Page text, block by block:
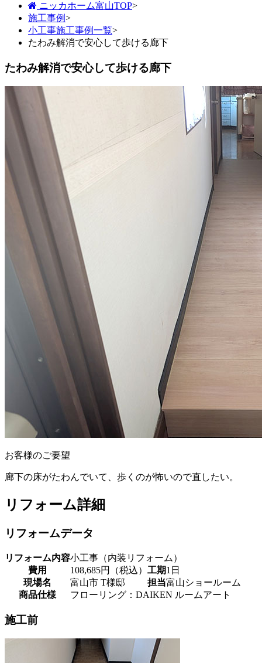
ニッカホーム富山TOP>
施工事例>
小工事施工事例一覧>
たわみ解消で安心して歩ける廊下
たわみ解消で安心して歩ける廊下
お客様のご要望
廊下の床がたわんでいて、歩くのが怖いので直したい。
リフォーム詳細
リフォームデータ
リフォーム内容小工事（内装リフォーム）
費用
108,685円（税込） 工期1日
現場名
富山市 T様邸 担当富山ショールーム
商品仕様
フローリング：DAIKEN ルームアート
施工前